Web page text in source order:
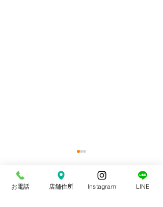
コメント
お電話 店舗住所 Instagram LINE